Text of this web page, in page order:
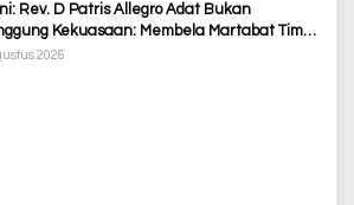
Rev. D Patris Allegro Adat Bukan
Kekuasaan: Membela Martabat Timor
Politik Simbolik
2026